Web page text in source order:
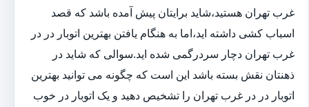
غرب تهران هستید،شاید برایتان پیش آمده باشد که قصد
اسباب کشی داشته اید،اما به هنگام یافتن بهترین اتوبار در در
غرب تهران دچار سردرگمی شده اید.سوالی که شاید در
ذهنتان نقش بسته باشد این است که چگونه می توانید بهترین
اتوبار در در غرب تهران را تشخیص دهید و یک اتوبار در خوب